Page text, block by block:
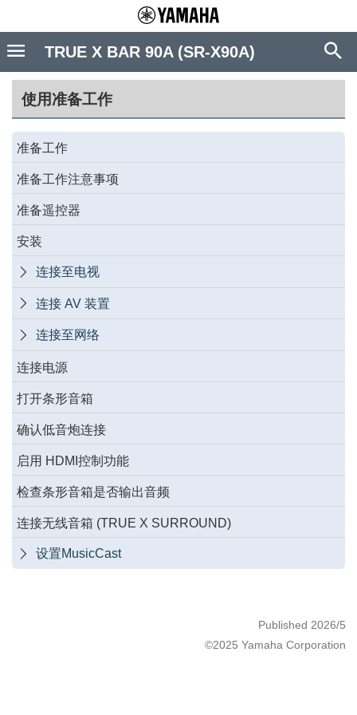
使用准备工作
准备工作
准备工作注意事项
准备遥控器
安装
 连接至电视
 连接 AV 装置
 连接至网络
连接电源
打开条形音箱
确认低音炮连接
启用 HDMI控制功能
检查条形音箱是否输出音频
连接无线音箱 (TRUE X SURROUND)
 设置MusicCast
Published 2026/5
©2025 Yamaha Corporation
TRUE X BAR 90A (SR-X90A)